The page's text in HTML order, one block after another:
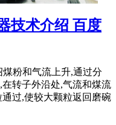
技术介绍 百度
粉和气流上升,通过分
转子外沿处,气流和煤流
过,使较大颗粒返回磨碗